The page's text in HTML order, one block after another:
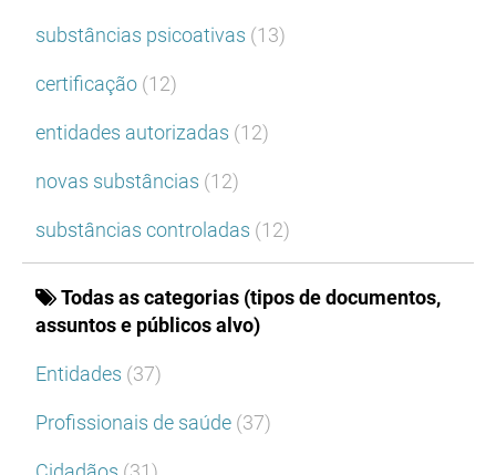
substâncias psicoativas (13)
certificação (12)
entidades autorizadas (12)
novas substâncias (12)
substâncias controladas (12)
Todas as categorias (tipos de documentos,
assuntos e públicos alvo)
Entidades (37)
Profissionais de saúde (37)